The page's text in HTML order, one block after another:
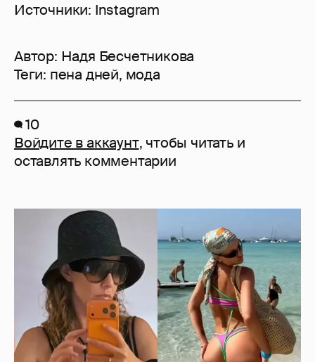
Источники: Instagram
Автор: Надя Бесчетникова
Теги: пена дней, мода
10
Войдите в аккаунт, чтобы читать и
оставлять комментарии